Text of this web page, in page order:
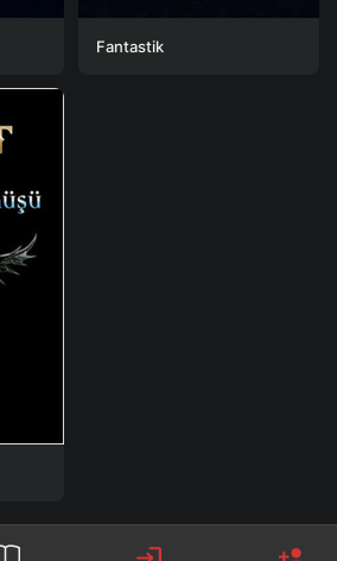
Fantastik